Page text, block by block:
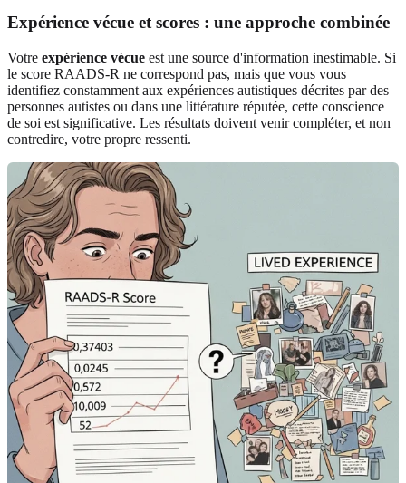
Expérience vécue et scores : une approche combinée
Votre expérience vécue est une source d'information inestimable. Si
le score RAADS-R ne correspond pas, mais que vous vous
identifiez constamment aux expériences autistiques décrites par des
personnes autistes ou dans une littérature réputée, cette conscience
de soi est significative. Les résultats doivent venir compléter, et non
contredire, votre propre ressenti.